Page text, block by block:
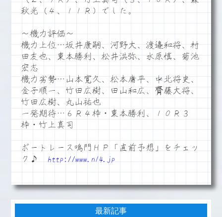
秋光（４、１１Ｒ）でした。
～機力評価～
機力上位…坂井康嗣、河野大、渡邉和将、村
田友也、東本勝利、松井洪弥、水原慎、菊池
宏志
機力劣勢…山本寛久、松本庸平、中北将史、
金子順一、竹田広樹、田山和広、齊藤大将、
竹田広樹、丸山祐也
一発期待…６Ｒ４枠・東本勝利、１０Ｒ３
枠・竹上真司
ボートレース鳴門ＨＰ「直前予想」をチェッ
ク♪ http://www.n14.jp
最新記事